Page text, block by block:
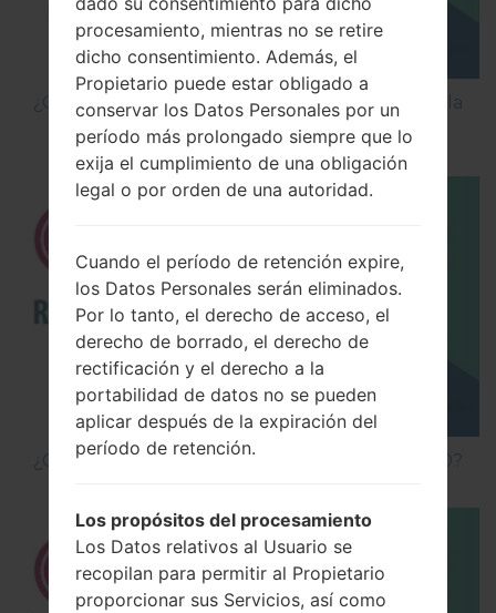
¿Cómo Activar las Opciones de Desarrollador y la
Depuración USB en LG?
¿Cómo hacer Reinicio Completo en LG G5 H850?
procesamiento, mientras no se retire
dicho consentimiento. Además, el
Propietario puede estar obligado a
conservar los Datos Personales por un
período más prolongado siempre que lo
exija el cumplimiento de una obligación
legal o por orden de una autoridad.
Cuando el período de retención expire,
los Datos Personales serán eliminados.
Por lo tanto, el derecho de acceso, el
derecho de borrado, el derecho de
rectificación y el derecho a la
portabilidad de datos no se pueden
aplicar después de la expiración del
período de retención.
Los propósitos del procesamiento
Los Datos relativos al Usuario se
recopilan para permitir al Propietario
proporcionar sus Servicios, así como